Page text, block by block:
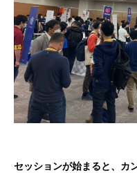
セッションが始まると、カ